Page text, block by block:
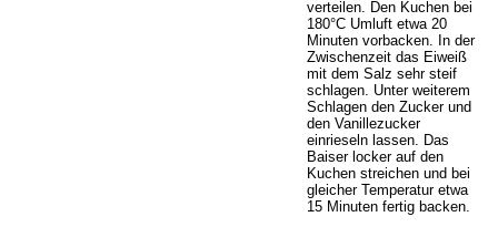
verteilen. Den Kuchen bei
180°C Umluft etwa 20
Minuten vorbacken. In der
Zwischenzeit das Eiweiß
mit dem Salz sehr steif
schlagen. Unter weiterem
Schlagen den Zucker und
den Vanillezucker
einrieseln lassen. Das
Baiser locker auf den
Kuchen streichen und bei
gleicher Temperatur etwa
15 Minuten fertig backen.